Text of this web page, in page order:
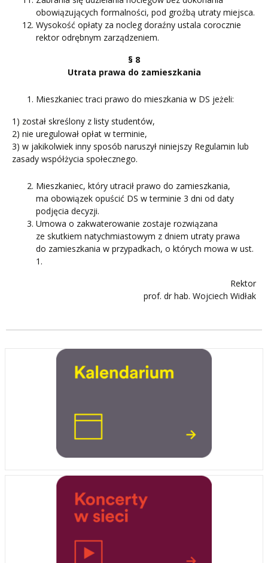
obowiązujących formalności, pod groźbą utraty miejsca.
Wysokość opłaty za nocleg doraźny ustala corocznie
rektor odrębnym zarządzeniem.
§ 8
Utrata prawa do zamieszkania
Mieszkaniec traci prawo do mieszkania w DS jeżeli:
1) został skreślony z listy studentów,
2) nie uregulował opłat w terminie,
3) w jakikolwiek inny sposób naruszył niniejszy Regulamin lub
zasady współżycia społecznego.
Mieszkaniec, który utracił prawo do zamieszkania,
ma obowiązek opuścić DS w terminie 3 dni od daty
podjęcia decyzji.
Umowa o zakwaterowanie zostaje rozwiązana
ze skutkiem natychmiastowym z dniem utraty prawa
do zamieszkania w przypadkach, o których mowa w ust.
1.
Rektor
prof. dr hab. Wojciech Widłak